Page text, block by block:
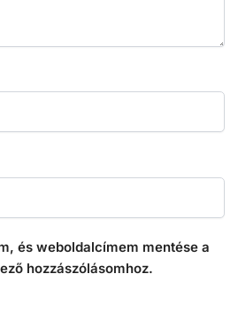
és weboldalcímem mentése a
hozzászólásomhoz.